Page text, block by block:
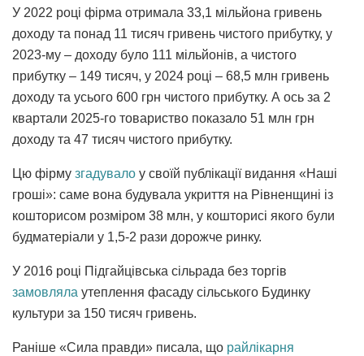
У 2022 році фірма отримала 33,1 мільйона гривень
доходу та понад 11 тисяч гривень чистого прибутку, у
2023-му – доходу було 111 мільйонів, а чистого
прибутку – 149 тисяч, у 2024 році – 68,5 млн гривень
доходу та усього 600 грн чистого прибутку. А ось за 2
квартали 2025-го товариство показало 51 млн грн
доходу та 47 тисяч чистого прибутку.
Цю фірму згадувало у своїй публікації видання «Наші
гроші»: саме вона будувала укриття на Рівненщині із
кошторисом розміром 38 млн, у кошторисі якого були
будматеріали у 1,5-2 рази дорожче ринку.
У 2016 році Підгайцівська сільрада без торгів
замовляла утеплення фасаду сільського Будинку
культури за 150 тисяч гривень.
Раніше «Сила правди» писала, що райлікарня